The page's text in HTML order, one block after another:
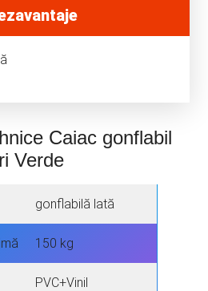
Caiac gonflabil
Verde
gonflabilă lată
150 kg
PVC+Vinil